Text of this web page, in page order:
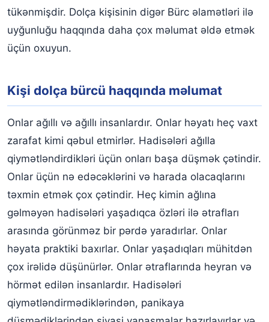
tükənmişdir. Dolça kişisinin digər Bürc əlamətləri ilə
uyğunluğu haqqında daha çox məlumat əldə etmək
üçün oxuyun.
Kişi dolça bürcü haqqında məlumat
Onlar ağıllı və ağıllı insanlardır. Onlar həyatı heç vaxt
zarafat kimi qəbul etmirlər. Hadisələri ağılla
qiymətləndirdikləri üçün onları başa düşmək çətindir.
Onlar üçün nə edəcəklərini və harada olacaqlarını
təxmin etmək çox çətindir. Heç kimin ağlına
gəlməyən hadisələri yaşadıqca özləri ilə ətrafları
arasında görünməz bir pərdə yaradırlar. Onlar
həyata praktiki baxırlar. Onlar yaşadıqları mühitdən
çox irəlidə düşünürlər. Onlar ətraflarında heyran və
hörmət edilən insanlardır. Hadisələri
qiymətləndirmədiklərindən, panikaya